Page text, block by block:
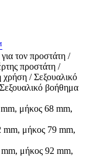
τον προστάτη /
προστάτη /
χρήση / Σεξουαλικό
βοήθημα
μήκος 68 mm,
mm, μήκος 79 mm,
μήκος 92 mm,